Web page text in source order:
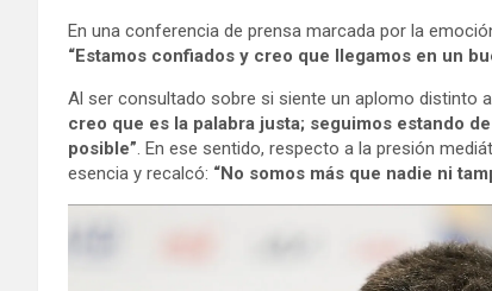
En una conferencia de prensa marcada por la
“Estamos confiados y creo que llegamos en un
Al ser consultado sobre si siente un aplomo distinto
creo que es la palabra justa; seguimos estando
posible”. En ese sentido, respecto a la presión
esencia y recalcó: “No somos más que nadie ni